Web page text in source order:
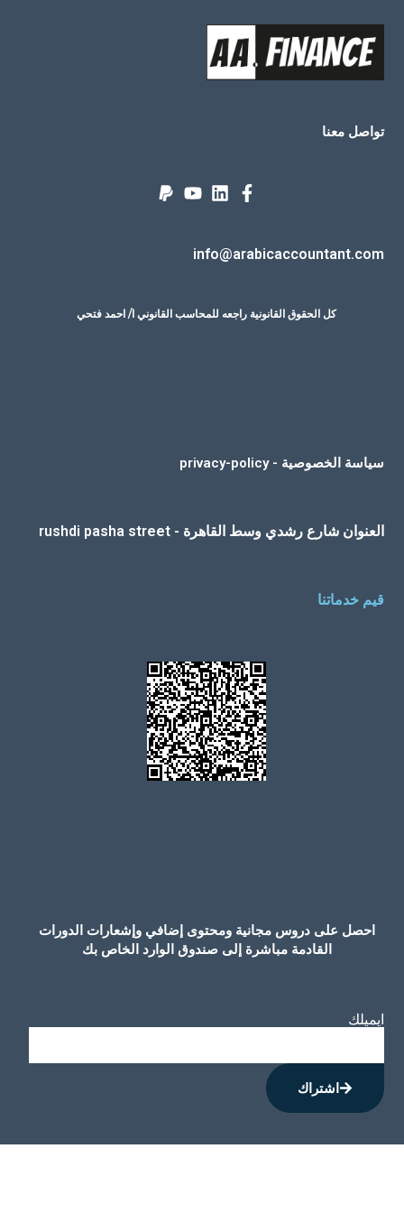
تواصل معنا
info@arabicaccountant.com
كل الحقوق القانونية راجعه للمحاسب القانوني ا/ احمد فتحي
سياسة الخصوصية - privacy-policy
العنوان شارع رشدي وسط القاهرة - rushdi pasha street
قيم خدماتنا
احصل على دروس مجانية ومحتوى إضافي وإشعارات الدورات
القادمة مباشرة إلى صندوق الوارد الخاص بك
ايميلك
اشتراك